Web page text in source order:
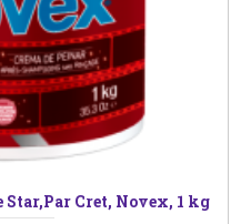
Cret, Novex, 1 kg